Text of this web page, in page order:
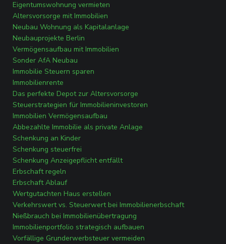
Eigentumswohnung vermieten
Altersvorsorge mit Immobilien
Neubau Wohnung als Kapitalanlage
Neubauprojekte Berlin
Vermögensaufbau mit Immobilien
Sonder AfA Neubau
Immobilie Steuern sparen
Immobilienrente
Das perfekte Depot zur Altersvorsorge
Steuerstrategien für Immobilieninvestoren
Immobilien Vermögensaufbau
Abbezahlte Immobilie als private Anlage
Schenkung an Kinder
Schenkung steuerfrei
Schenkung Anzeigepflicht entfällt
Erbschaft regeln
Erbschaft Ablauf
Wertgutachten Haus erstellen
Verkehrswert vs. Steuerwert bei Immobilienerbschaft
Nießbrauch bei Immobilienübertragung
Immobilienportfolio strategisch aufbauen
Vorfällige Grunderwerbsteuer vermeiden